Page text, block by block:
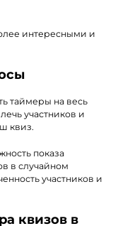
интересными и
таймеры на весь
участников и
квиз.
показа
в случайном
участников и
квизов в